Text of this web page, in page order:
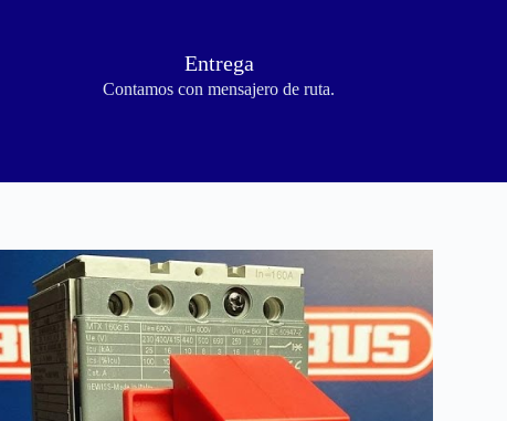
Entrega
Contamos con mensajero de ruta.